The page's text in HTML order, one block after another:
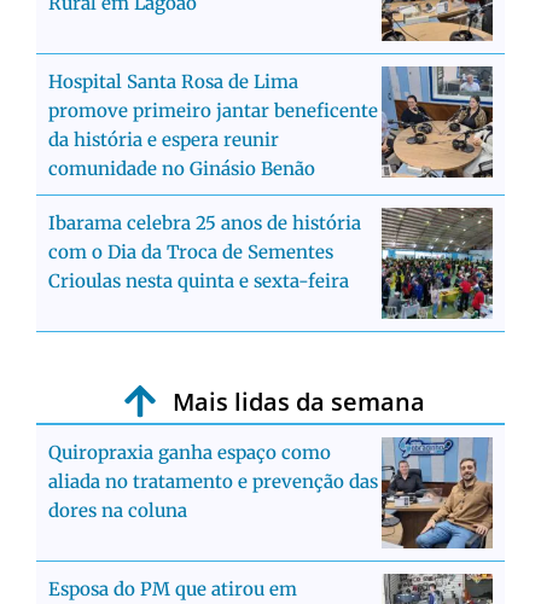
Hospital Santa Rosa de Lima
promove primeiro jantar beneficente
da história e espera reunir
comunidade no Ginásio Benão
Ibarama celebra 25 anos de história
com o Dia da Troca de Sementes
Crioulas nesta quinta e sexta-feira
Mais lidas da semana
Quiropraxia ganha espaço como
aliada no tratamento e prevenção das
dores na coluna
Esposa do PM que atirou em